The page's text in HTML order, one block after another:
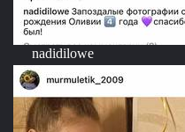
nadidilowe